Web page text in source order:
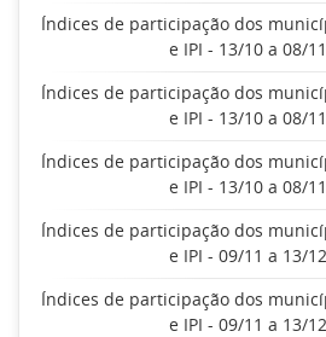
Índices de participação dos
e IPI - 13/10 a 08/
Índices de participação dos
e IPI - 13/10 a 08/
Índices de participação dos
e IPI - 13/10 a 08/
Índices de participação dos
e IPI - 09/11 a 13/
Índices de participação dos
e IPI - 09/11 a 13/